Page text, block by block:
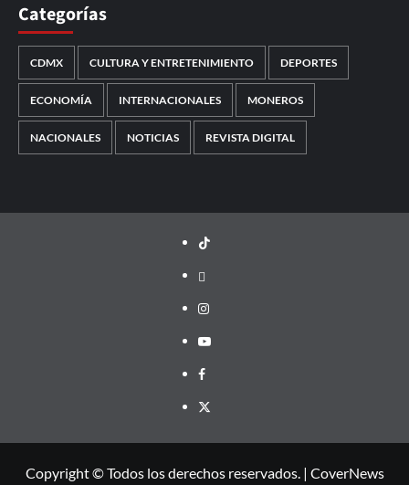
Categorías
CDMX CULTURA Y ENTRETENIMIENTO DEPORTES
ECONOMÍA INTERNACIONALES MONEROS
NACIONALES NOTICIAS REVISTA DIGITAL
TikTok
threads
Instagram
Youtube
Facebook
X
Copyright © Todos los derechos reservados. | CoverNews